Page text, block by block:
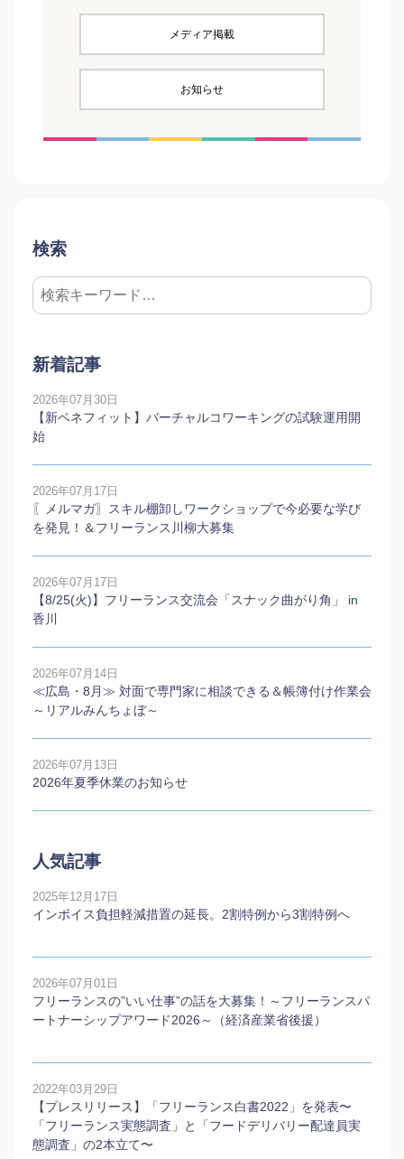
メディア掲載
お知らせ
検索
新着記事
2026年07月30日
【新ベネフィット】バーチャルコワーキングの試験運用開
始
2026年07月17日
〖メルマガ〗スキル棚卸しワークショップで今必要な学び
を発見！＆フリーランス川柳大募集
2026年07月17日
【8/25(火)】フリーランス交流会「スナック曲がり角」 in
香川
2026年07月14日
≪広島・8月≫ 対面で専門家に相談できる＆帳簿付け作業会
～リアルみんちょぼ～
2026年07月13日
2026年夏季休業のお知らせ
人気記事
2025年12月17日
インボイス負担軽減措置の延長。2割特例から3割特例へ
2026年07月01日
フリーランスの”いい仕事”の話を大募集！～フリーランスパ
ートナーシップアワード2026～（経済産業省後援）
2022年03月29日
【プレスリリース】「フリーランス白書2022」を発表〜
「フリーランス実態調査」と「フードデリバリー配達員実
態調査」の2本⽴て〜